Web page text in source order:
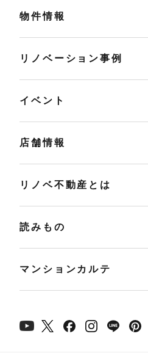
物件情報
リノベーション事例
イベント
店舗情報
リノベ不動産とは
読みもの
マンションカルテ